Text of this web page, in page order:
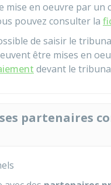
mise en oeuvre par un
pouvez consulter la
de saisir le
être mises en
devant le
partenaires